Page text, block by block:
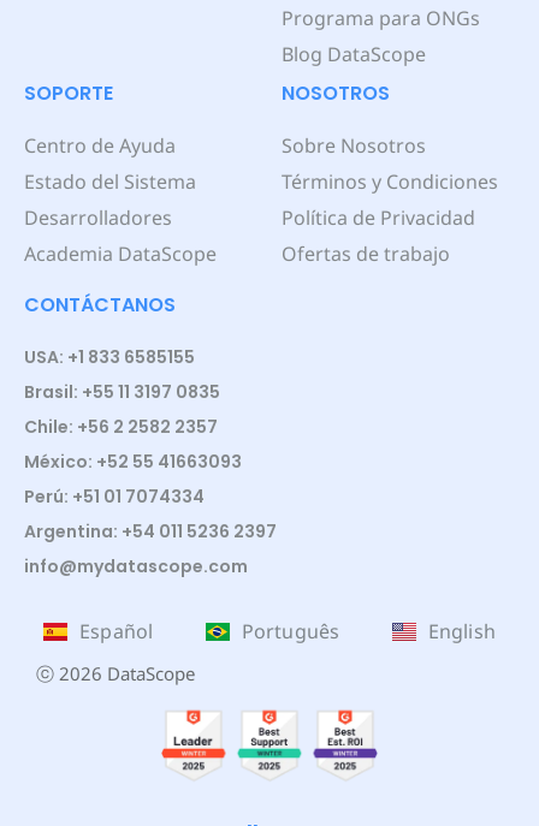
Programa para ONGs
Blog DataScope
SOPORTE
Centro de Ayuda
Estado del Sistema
Desarrolladores
Academia DataScope
NOSOTROS
Sobre Nosotros
Términos y Condiciones
Política de Privacidad
Ofertas de trabajo
CONTÁCTANOS
USA: +1 833 6585155
Brasil: +55 11 3197 0835
Chile: +56 2 2582 2357
México: +52 55 41663093
Perú: +51 01 7074334
Argentina: +54 011 5236 2397
info@mydatascope.com
Español Português English
ⓒ 2026 DataScope